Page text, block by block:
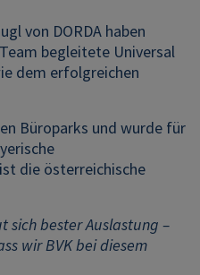
von DORDA haben
begleitete Universal
dem erfolgreichen
Büroparks und wurde für
die österreichische
sich bester Auslastung –
wir BVK bei diesem